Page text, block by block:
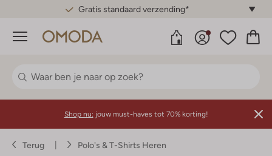
Gratis standaard verzending*
Menu
Shop nu: jouw must-haves tot 70% korting!
Terug Polo's & T-Shirts Heren